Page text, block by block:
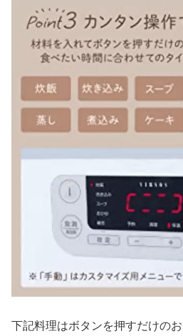
下記料理はボタンを押すだけの